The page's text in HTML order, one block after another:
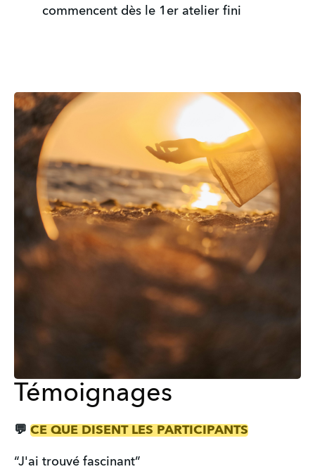
commencent dès le 1er atelier fini
Témoignages
💬 CE QUE DISENT LES PARTICIPANTS
“J'ai trouvé fascinant”